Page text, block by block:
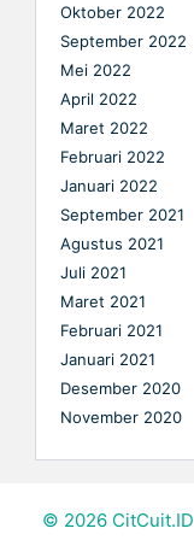
Oktober 2022
September 2022
Mei 2022
April 2022
Maret 2022
Februari 2022
Januari 2022
September 2021
Agustus 2021
Juli 2021
Maret 2021
Februari 2021
Januari 2021
Desember 2020
November 2020
© 2026 CitCuit.ID